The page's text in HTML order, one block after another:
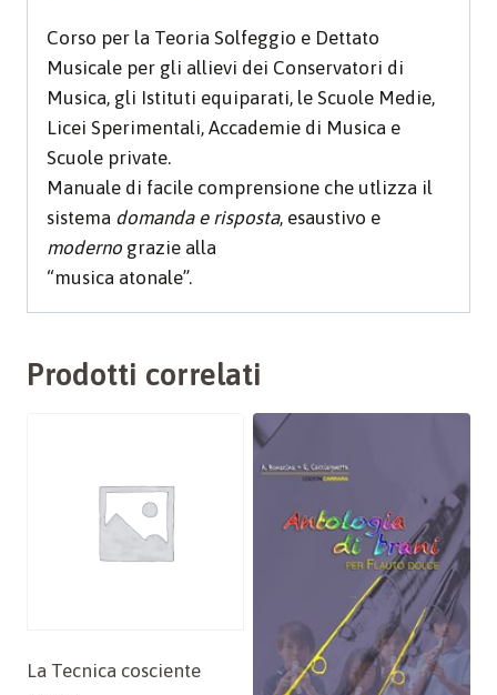
Corso per la Teoria Solfeggio e Dettato
Musicale per gli allievi dei Conservatori di
Musica, gli Istituti equiparati, le Scuole Medie,
Licei Sperimentali, Accademie di Musica e
Scuole private.
Manuale di facile comprensione che utlizza il
sistema domanda e risposta, esaustivo e
moderno grazie alla
“musica atonale”.
Prodotti correlati
La Tecnica cosciente